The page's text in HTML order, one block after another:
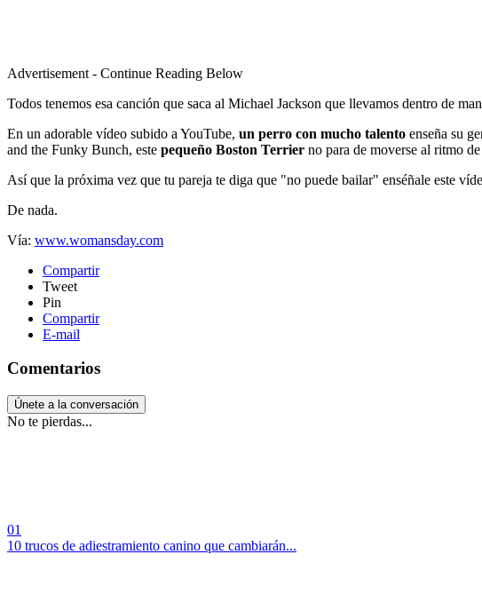
Advertisement - Continue Reading Below
Todos tenemos esa canción que saca al Michael Jackson que llevamos dentro de
En un adorable vídeo subido a YouTube, un perro con mucho talento enseña su
and the Funky Bunch, este pequeño Boston Terrier no para de moverse al ritmo
Así que la próxima vez que tu pareja te diga que "no puede bailar" enséñale este
De nada.
Vía: www.womansday.com
Compartir
Tweet
Pin
Compartir
E-mail
Comentarios
Únete a la conversación
No te pierdas...
01
10 trucos de adiestramiento canino que cambiarán...